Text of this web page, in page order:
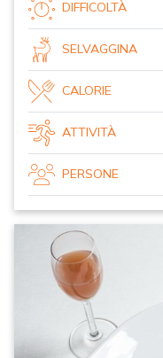
DIFFICOLTÀ
SELVAGGINA
CALORIE
ATTIVITÀ
PERSONE